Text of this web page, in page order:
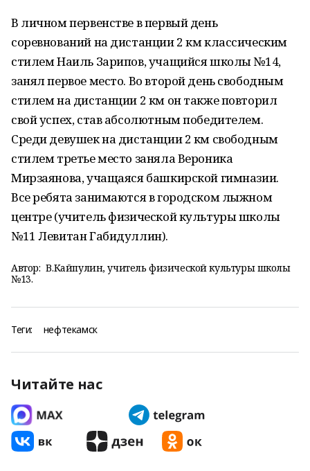
В личном первенстве в первый день
соревнований на дистанции 2 км классическим
стилем Наиль Зарипов, учащийся школы №14,
занял первое место. Во второй день свободным
стилем на дистанции 2 км он также повторил
свой успех, став абсолютным победителем.
Среди девушек на дистанции 2 км свободным
стилем третье место заняла Вероника
Мирзаянова, учащаяся башкирской гимназии.
Все ребята занимаются в городском лыжном
центре (учитель физической культуры школы
№11 Левитан Габидуллин).
Автор: В.Кайпулин, учитель физической культуры школы
№13.
Теги: нефтекамск
Читайте нас